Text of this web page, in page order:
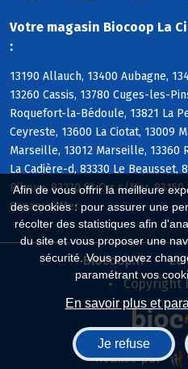
Afin de vous offrir la meilleure
des cookies : pour assurer une
récolter des statistiques afin
du site et vous proposer une
sécurité. Vous pouvez
paramétrant vos
En savoir plus et
Je refuse
Votre magasin Biocoop La
:
13190 Allauch, 13400 Aubagne,
13260 Cassis, 13780 Cuges-les-
Roquefort-la-Bédoule, 13821 La
Ceyreste, 13600 La Ciotat, 13009
Marseille, 13012 Marseille, 13360
La Cadière-d, 83330 Le Beausset,
Riboux, 83270 St-Cyr s/Mer,
Sanary s/Mer
Biocoop.fr
Le
Copyright
Réalisé par